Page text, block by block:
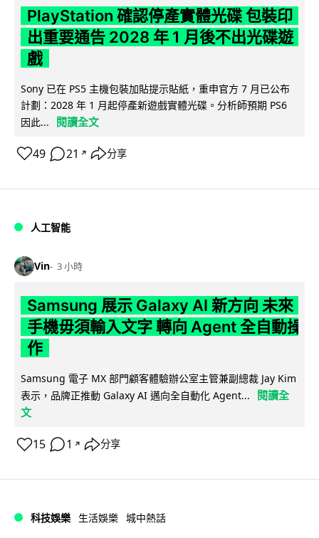
PlayStation 確認停產實體光碟 包裝印
出重要通告 2028 年 1 月後不出光碟遊
戲
Sony 已在 PS5 主機包裝加貼提示貼紙，重申官方 7 月已公布
計劃：2028 年 1 月起停產新遊戲實體光碟。分析師預期 PS6
因此...
閱讀全文
49 21 ↗ 分享
人工智能
Vin 3 小時
Samsung 展示 Galaxy AI 新方向 未來
手機毋須輸入文字 轉向 Agent 全自動操
作
Samsung 電子 MX 部門顧客體驗辦公室主管兼副總裁 Jay Kim
表示，品牌正推動 Galaxy AI 邁向全自動化 Agent...
閱讀全
文
15 1 ↗ 分享
科技娛樂 生活娛樂 城中熱話